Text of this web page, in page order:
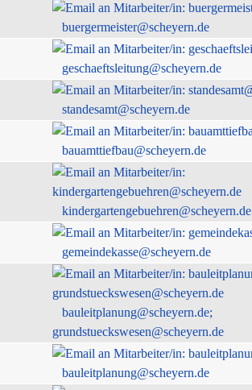
buergermeister@scheyern.de
geschaeftsleitung@scheyern.de
standesamt@scheyern.de
bauamttiefbau@scheyern.de
kindergartengebuehren@scheyern.de
gemeindekasse@scheyern.de
bauleitplanung@scheyern.de;
grundstueckswesen@scheyern.de
bauleitplanung@scheyern.de